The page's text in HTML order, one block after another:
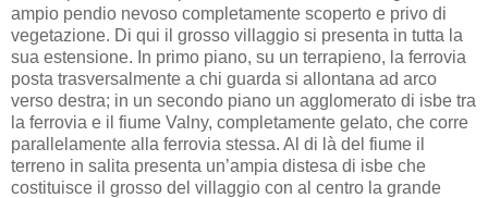
ampio pendio nevoso completamente scoperto e privo di
vegetazione. Di qui il grosso villaggio si presenta in tutta la
sua estensione. In primo piano, su un terrapieno, la ferrovia
posta trasversalmente a chi guarda si allontana ad arco
verso destra; in un secondo piano un agglomerato di isbe tra
la ferrovia e il fiume Valny, completamente gelato, che corre
parallelamente alla ferrovia stessa. Al di là del fiume il
terreno in salita presenta un’ampia distesa di isbe che
costituisce il grosso del villaggio con al centro la grande